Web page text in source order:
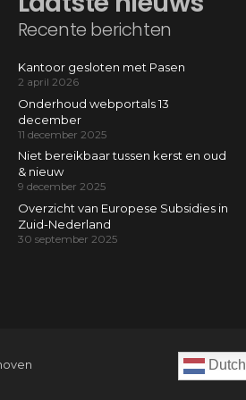
Recente berichten
Kantoor gesloten met Pasen
2 april 2026
Onderhoud webportals 13
december
11 december 2025
Niet bereikbaar tussen kerst en oud
& nieuw
9 december 2025
Overzicht van Europese Subsidies in
Zuid-Nederland
30 september 2025
Dutch